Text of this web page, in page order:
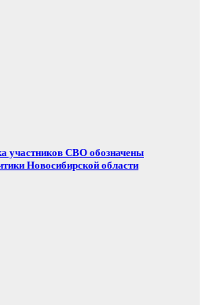
участников СВО обозначены
Новосибирской области